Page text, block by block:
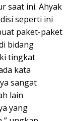
saat ini. Ahyak
seperti ini
paket-paket
bidang
tingkat
kata
sangat
lain
yang